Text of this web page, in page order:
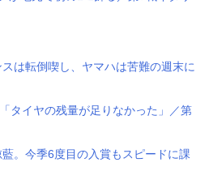
は転倒喫し、ヤマハは苦難の週末に
タイヤの残量が足りなかった」／第
。今季6度目の入賞もスピードに課